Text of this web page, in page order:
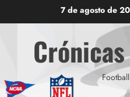
al
contenido
7 de agosto de